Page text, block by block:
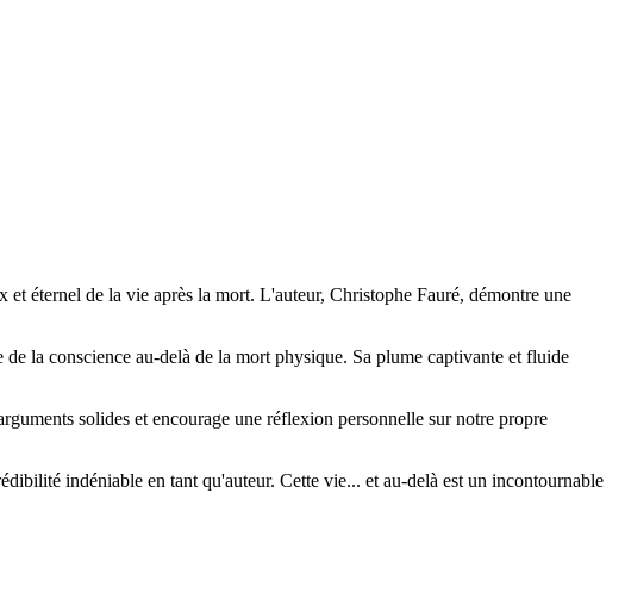
éternel de la vie après la mort. L'auteur, Christophe Fauré, démontre une
la conscience au-delà de la mort physique. Sa plume captivante et fluide
solides et encourage une réflexion personnelle sur notre propre
indéniable en tant qu'auteur. Cette vie... et au-delà est un incontournable